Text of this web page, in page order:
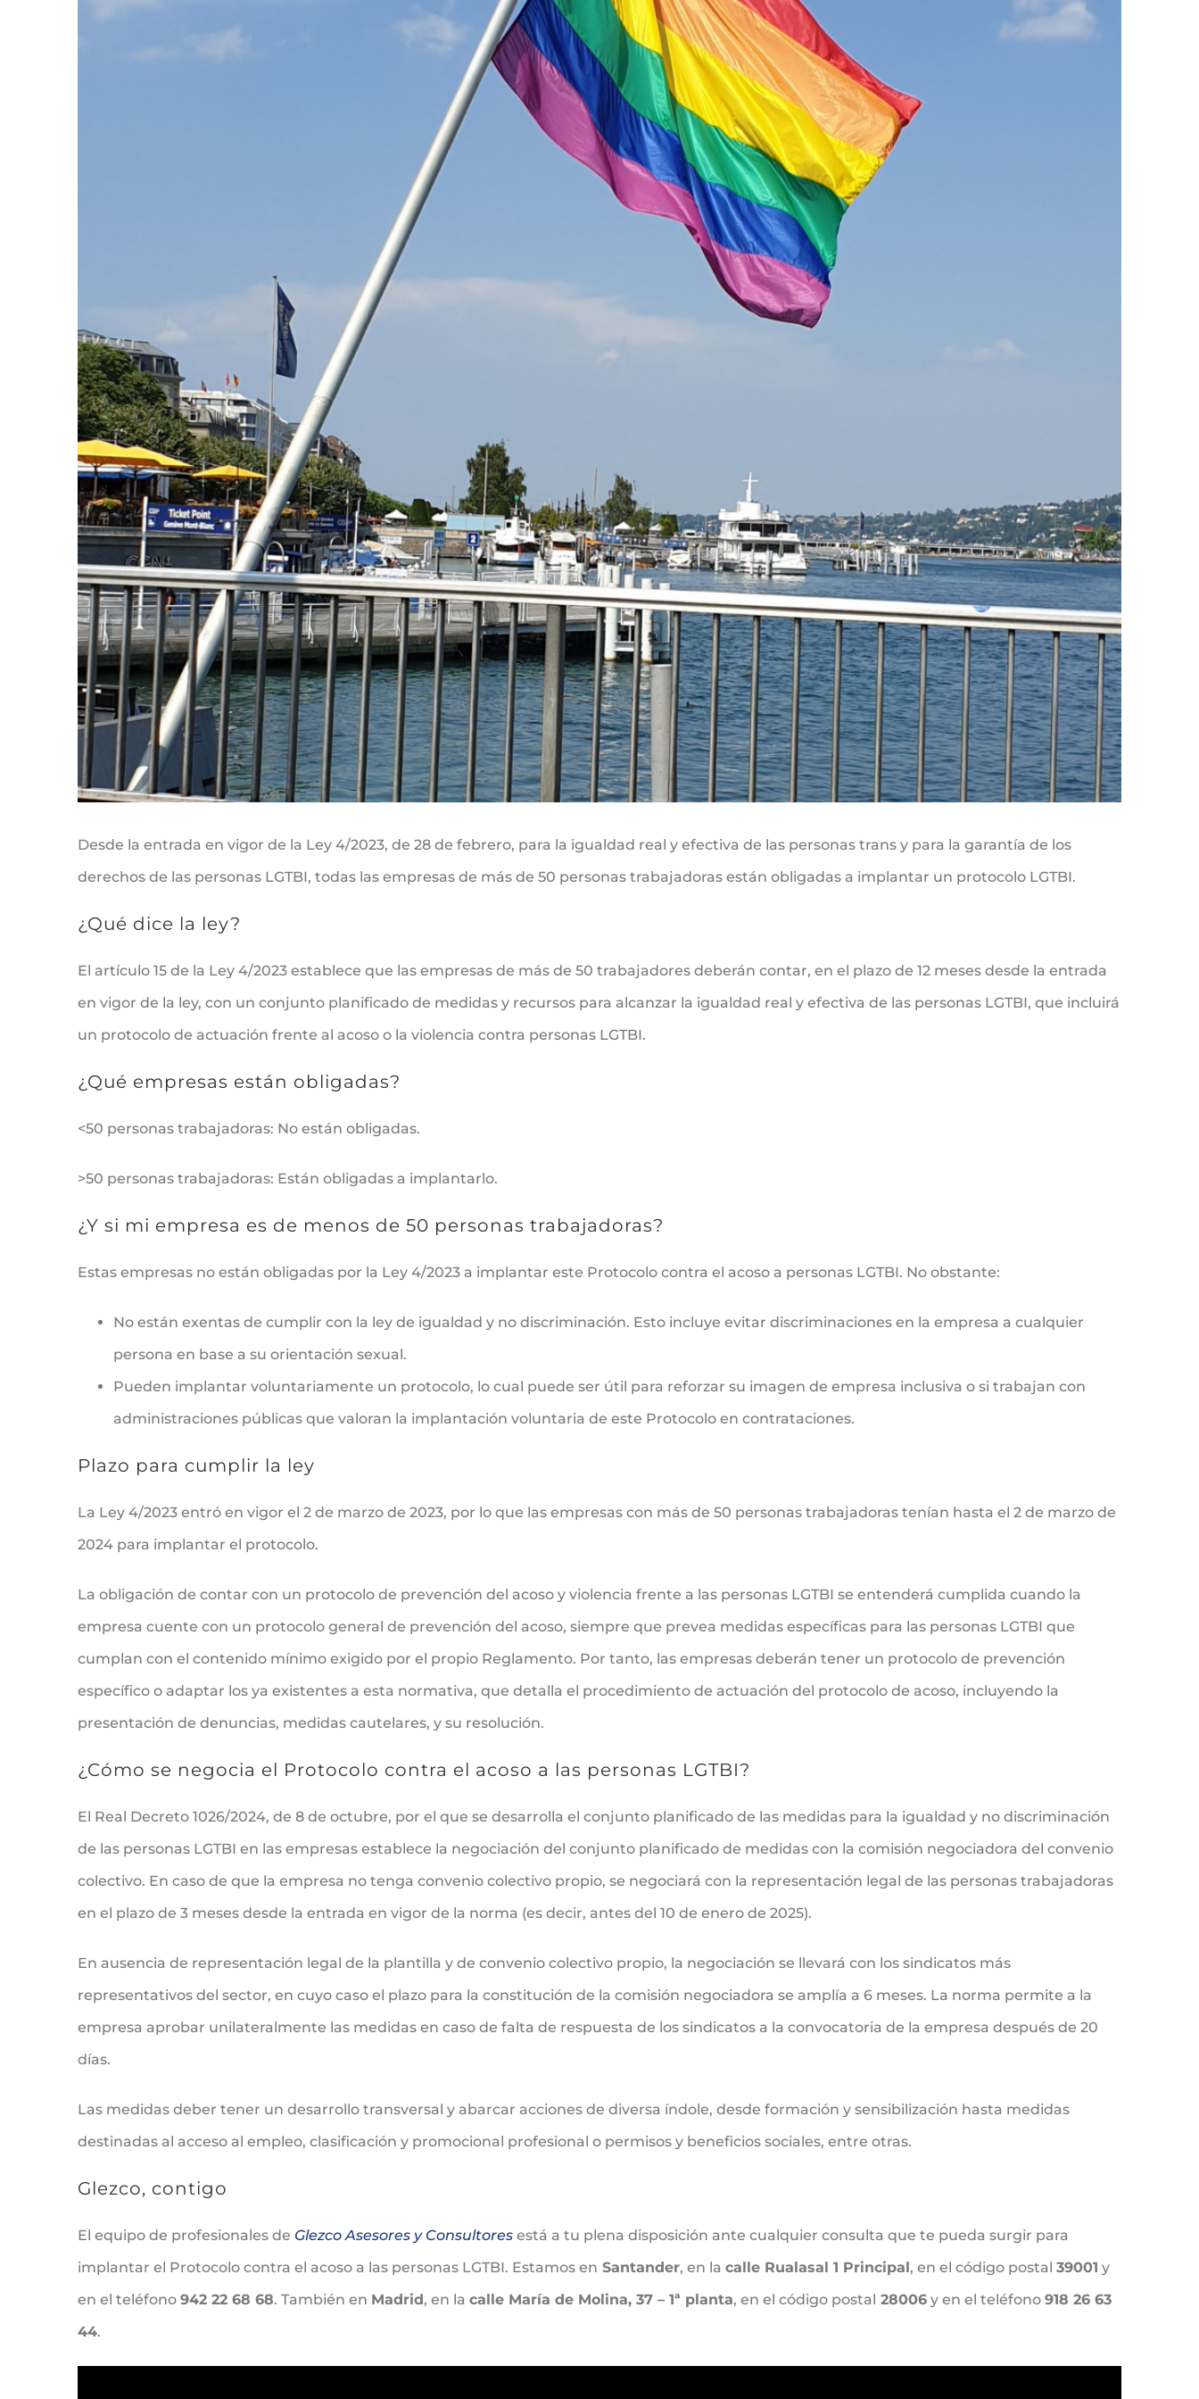
Desde la entrada en vigor de la Ley 4/2023, de 28 de febrero, para la igualdad real y efectiva de las personas trans y para la garantía de los
derechos de las personas LGTBI, todas las empresas de más de 50 personas trabajadoras están obligadas a implantar un protocolo LGTBI.
¿Qué dice la ley?
El artículo 15 de la Ley 4/2023 establece que las empresas de más de 50 trabajadores deberán contar, en el plazo de 12 meses desde la entrada
en vigor de la ley, con un conjunto planificado de medidas y recursos para alcanzar la igualdad real y efectiva de las personas LGTBI, que incluirá
un protocolo de actuación frente al acoso o la violencia contra personas LGTBI.
¿Qué empresas están obligadas?
<50 personas trabajadoras: No están obligadas.
>50 personas trabajadoras: Están obligadas a implantarlo.
¿Y si mi empresa es de menos de 50 personas trabajadoras?
Estas empresas no están obligadas por la Ley 4/2023 a implantar este Protocolo contra el acoso a personas LGTBI. No obstante:
No están exentas de cumplir con la ley de igualdad y no discriminación. Esto incluye evitar discriminaciones en la empresa a cualquier
persona en base a su orientación sexual.
Pueden implantar voluntariamente un protocolo, lo cual puede ser útil para reforzar su imagen de empresa inclusiva o si trabajan con
administraciones públicas que valoran la implantación voluntaria de este Protocolo en contrataciones.
Plazo para cumplir la ley
La Ley 4/2023 entró en vigor el 2 de marzo de 2023, por lo que las empresas con más de 50 personas trabajadoras tenían hasta el 2 de marzo de
2024 para implantar el protocolo.
La obligación de contar con un protocolo de prevención del acoso y violencia frente a las personas LGTBI se entenderá cumplida cuando la
empresa cuente con un protocolo general de prevención del acoso, siempre que prevea medidas específicas para las personas LGTBI que
cumplan con el contenido mínimo exigido por el propio Reglamento. Por tanto, las empresas deberán tener un protocolo de prevención
específico o adaptar los ya existentes a esta normativa, que detalla el procedimiento de actuación del protocolo de acoso, incluyendo la
presentación de denuncias, medidas cautelares, y su resolución.
¿Cómo se negocia el Protocolo contra el acoso a las personas LGTBI?
El Real Decreto 1026/2024, de 8 de octubre, por el que se desarrolla el conjunto planificado de las medidas para la igualdad y no discriminación
de las personas LGTBI en las empresas establece la negociación del conjunto planificado de medidas con la comisión negociadora del convenio
colectivo. En caso de que la empresa no tenga convenio colectivo propio, se negociará con la representación legal de las personas trabajadoras
en el plazo de 3 meses desde la entrada en vigor de la norma (es decir, antes del 10 de enero de 2025).
En ausencia de representación legal de la plantilla y de convenio colectivo propio, la negociación se llevará con los sindicatos más
representativos del sector, en cuyo caso el plazo para la constitución de la comisión negociadora se amplía a 6 meses. La norma permite a la
empresa aprobar unilateralmente las medidas en caso de falta de respuesta de los sindicatos a la convocatoria de la empresa después de 20
días.
Las medidas deber tener un desarrollo transversal y abarcar acciones de diversa índole, desde formación y sensibilización hasta medidas
destinadas al acceso al empleo, clasificación y promocional profesional o permisos y beneficios sociales, entre otras.
Glezco, contigo
El equipo de profesionales de Glezco Asesores y Consultores está a tu plena disposición ante cualquier consulta que te pueda surgir para
implantar el Protocolo contra el acoso a las personas LGTBI. Estamos en Santander, en la calle Rualasal 1 Principal, en el código postal 39001 y
en el teléfono 942 22 68 68. También en Madrid, en la calle María de Molina, 37 – 1ª planta, en el código postal 28006 y en el teléfono 918 26 63
44.